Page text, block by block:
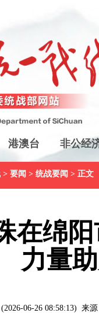
港澳台 非公经
> 要闻 > 统战要闻 > 正文
在绵
力量
(2026-06-26 08:58:13) 来